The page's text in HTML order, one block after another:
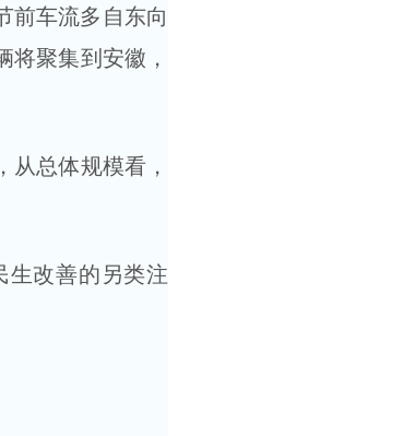
车流多自东向
聚集到安徽，
总体规模看，
改善的另类注